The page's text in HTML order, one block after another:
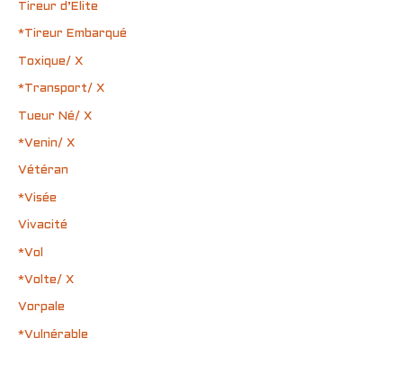
Tireur d’Elite
*Tireur Embarqué
Toxique/ X
*Transport/ X
Tueur Né/ X
*Venin/ X
Vétéran
*Visée
Vivacité
*Vol
*Volte/ X
Vorpale
*Vulnérable